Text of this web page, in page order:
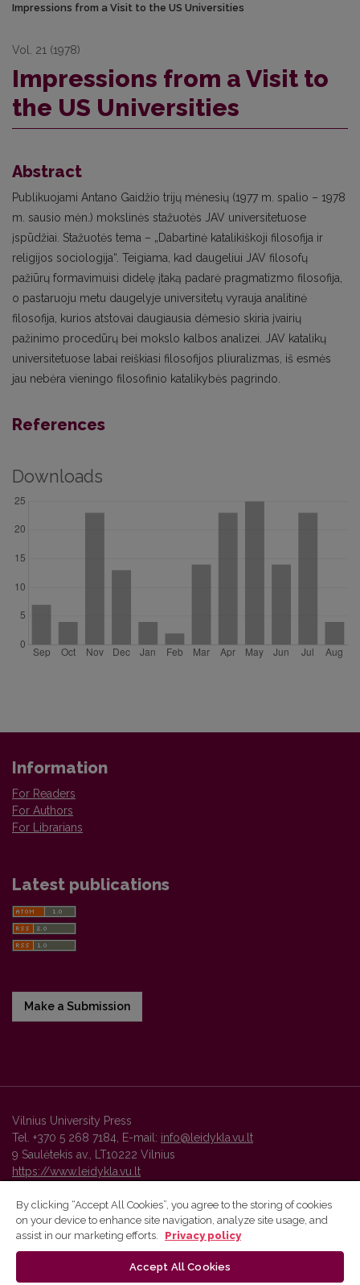
Impressions from a Visit to the US Universities
Vol. 21 (1978)
Impressions from a Visit to
the US Universities
Abstract
Publikuojami Antano Gaidžio trijų mėnesių (1977 m. spalio – 1978
m. sausio mėn.) mokslinės stažuotės JAV universitetuose
įspūdžiai. Stažuotės tema – „Dabartinė katalikiškoji filosofija ir
religijos sociologija“. Teigiama, kad daugeliui JAV filosofų
pažiūrų formavimuisi didelę įtaką padarė pragmatizmo filosofija,
o pastaruoju metu daugelyje universitetų vyrauja analitinė
filosofija, kurios atstovai daugiausia dėmesio skiria įvairių
pažinimo procedūrų bei mokslo kalbos analizei. JAV katalikų
universitetuose labai reiškiasi filosofijos pliuralizmas, iš esmės
jau nebėra vieningo filosofinio katalikybės pagrindo.
References
Downloads
Information
For Readers
For Authors
For Librarians
Latest publications
Make a Submission
Vilnius University Press
Tel. +370 5 268 7184, E-mail: info@leidykla.vu.lt
9 Saulėtekis av., LT10222 Vilnius
https://www.leidykla.vu.lt
Vilnius University Press platform and metadata are distributed by
By clicking “Accept All Cookies”, you agree to the storing of cookies
on your device to enhance site navigation, analyze site usage, and
assist in our marketing efforts.
Privacy policy
Accept All Cookies